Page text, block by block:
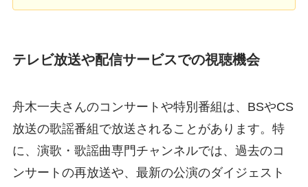
テレビ放送や配信サービスでの視聴機会
舟木一夫さんのコンサートや特別番組は、BSやCS
放送の歌謡番組で放送されることがあります。特
に、演歌・歌謡曲専門チャンネルでは、過去のコ
ンサートの再放送や、最新の公演のダイジェスト